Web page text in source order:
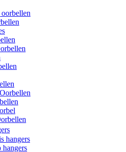
hangers
hangers